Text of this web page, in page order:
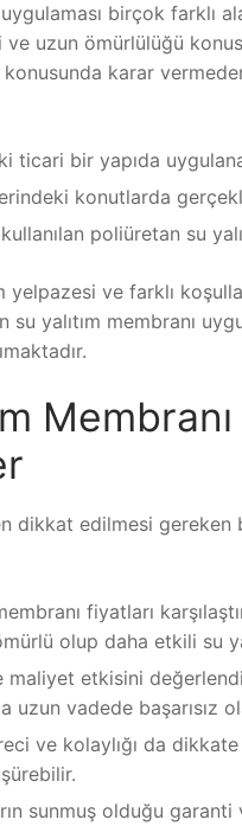
uygulaması birçok farklı
uzun ömürlülüğü
konusunda karar
ticari bir yapıda
konutlarda
poliüretan su
yelpazesi ve farklı
yalıtım membranı
dikkat edilmesi
fiyatları
olup daha etkili su
maliyet etkisini
uzun vadede başarısız
ve kolaylığı da dikkate
sunmuş olduğu